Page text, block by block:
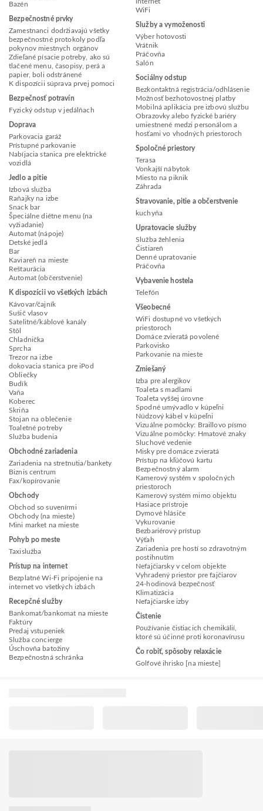
Bazén
Bezpečnostné prvky
Zamestnanci dodržiavajú všetky
bezpečnostné protokoly podľa
pokynov miestnych orgánov
Zdieľané písacie potreby, ako sú
tlačené menu, časopisy, perá a
papier, boli odstránené
K dispozícii súprava prvej pomoci
Bezpečnosť potravín
Fyzický odstup v jedálňach
Doprava
Parkovacia garáž
Prístupné parkovanie
Nabíjacia stanica pre elektrické
vozidlá
Jedlo a pitie
Izbová služba
Raňajky na izbe
Snack bar
Špeciálne diétne menu (na
vyžiadanie)
Automat (nápoje)
Detské jedlá
Bar
Kaviareň na mieste
Reštaurácia
Automat (občerstvenie)
K dispozícii vo všetkých izbách
Kávovar/čajník
Sušič vlasov
Satelitné/káblové kanály
Stôl
Chladnička
Sprcha
Trezor na izbe
dokovacia stanica pre iPod
Obliečky
Budík
Vaňa
Koberec
Skriňa
Stojan na oblečenie
Toaletné potreby
Služba budenia
Obchodné zariadenia
Zariadenia na stretnutia/bankety
Biznis centrum
Fax/kopírovanie
Obchody
Obchod so suvenírmi
Obchody (na mieste)
Mini market na mieste
Pohyb po meste
Taxislužba
Prístup na internet
Bezplatné Wi-Fi pripojenie na
internet vo všetkých izbách
Recepčné služby
Bankomat/bankomat na mieste
Faktúry
Predaj vstupeniek
Služba concierge
Úschovňa batožiny
Bezpečnostná schránka
WiFi
Služby a vymoženosti
Výber hotovosti
Vrátnik
Práčovňa
Salón
Sociálny odstup
Bezkontaktná registrácia/odhlásenie
Možnosť bezhotovostnej platby
Mobilná aplikácia pre izbovú službu
Obrazovky alebo fyzické bariéry
umiestnené medzi personálom a
hosťami vo vhodných priestoroch
Spoločné priestory
Terasa
Vonkajší nábytok
Miesto na piknik
Záhrada
Stravovanie, pitie a občerstvenie
kuchyňa
Upratovacie služby
Služba žehlenia
Čistiareň
Denné upratovanie
Práčovňa
Vybavenie hostela
Telefón
Všeobecné
WiFi dostupné vo všetkých
priestoroch
Domáce zvieratá povolené
Parkovisko
Parkovanie na mieste
Zmiešaný
Izba pre alergikov
Toaleta s madlami
Toaleta vyššej úrovne
Spodné umývadlo v kúpeľni
Núdzový kábel v kúpeľni
Vizuálne pomôcky: Braillovo písmo
Vizuálne pomôcky: Hmatové znaky
Sluchové vedenie
Misky pre domáce zvieratá
Prístup na kľúčovú kartu
Bezpečnostný alarm
Kamerový systém v spoločných
priestoroch
Kamerový systém mimo objektu
Hasiace prístroje
Dymové hlásiče
Vykurovanie
Bezbariérový prístup
Výťah
Zariadenia pre hostí so zdravotným
postihnutím
Nefajčiarsky v celom objekte
Vyhradený priestor pre fajčiarov
24-hodinová bezpečnosť
Klimatizácia
Nefajčiarske izby
Čistenie
Používanie čistiacich chemikálií,
ktoré sú účinné proti koronavírusu
Čo robiť, spôsoby relaxácie
Golfové ihrisko [na mieste]